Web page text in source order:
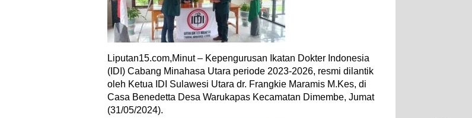
Liputan15.com,Minut – Kepengurusan Ikatan Dokter Indonesia
(IDI) Cabang Minahasa Utara periode 2023-2026, resmi dilantik
oleh Ketua IDI Sulawesi Utara dr. Frangkie Maramis M.Kes, di
Casa Benedetta Desa Warukapas Kecamatan Dimembe, Jumat
(31/05/2024).